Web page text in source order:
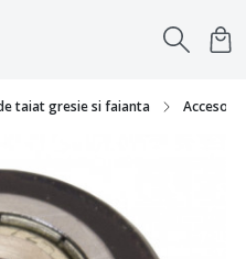
taiat gresie si faianta Accesorii